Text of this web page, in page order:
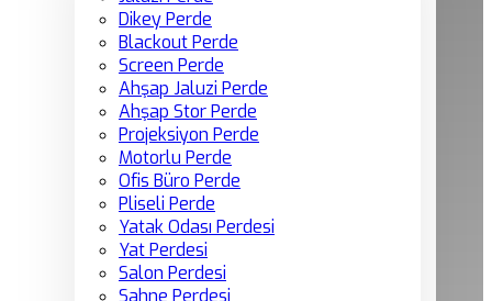
Dikey Perde
Blackout Perde
Screen Perde
Ahşap Jaluzi Perde
Ahşap Stor Perde
Projeksiyon Perde
Motorlu Perde
Ofis Büro Perde
Pliseli Perde
Yatak Odası Perdesi
Yat Perdesi
Salon Perdesi
Sahne Perdesi